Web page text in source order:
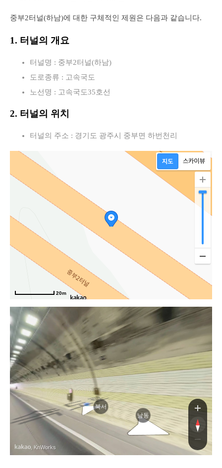
중부2터널(하남)에 대한 구체적인 제원은 다음과 같습니다.
1. 터널의 개요
터널명 : 중부2터널(하남)
도로종류 : 고속국도
노선명 : 고속국도35호선
2. 터널의 위치
터널의 주소 : 경기도 광주시 중부면 하번천리
20m
중
중
북서
남동
, KnWorks